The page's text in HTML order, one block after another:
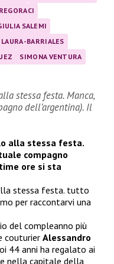
SALEMI
LAURA-BARRIALES
SIMONA VENTURA
stessa festa. Manca,
dell’argentina). Il
alla stessa festa.
compagno
ore si sta
stessa festa. tutto
per raccontarvi una
del compleanno più
couturier Alessandro
44 anni ha regalato ai
nella capitale della